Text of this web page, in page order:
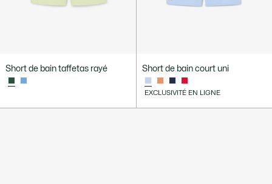
Short de bain taffetas rayé Short de bain court uni
EXCLUSIVITÉ EN LIGNE